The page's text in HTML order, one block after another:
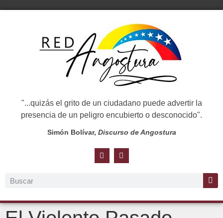
"...quizás el grito de un ciudadano puede advertir la
presencia de un peligro encubierto o desconocido".
Simón Bolívar, Discurso de Angostura